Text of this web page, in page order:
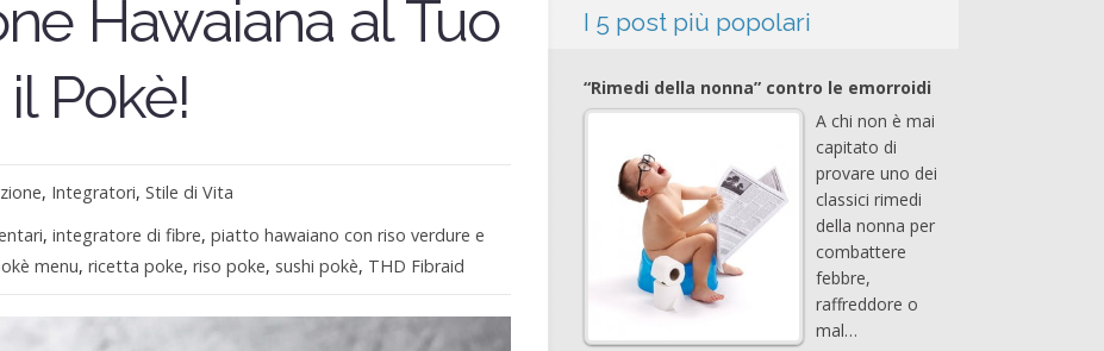
Hawaiana al Tuo
Pokè!
, Integratori,Stile di Vita
,integratore di fibre,piatto hawaiano con riso verdure e
menu, ricetta poke, riso poke, sushi pokè, THD Fibraid
I 5 post più popolari
“Rimedi della nonna” contro le emorroidi
A chi non è mai
capitato di
provare uno dei
classici rimedi
della nonna per
combattere
febbre,
raffreddore o
mal…